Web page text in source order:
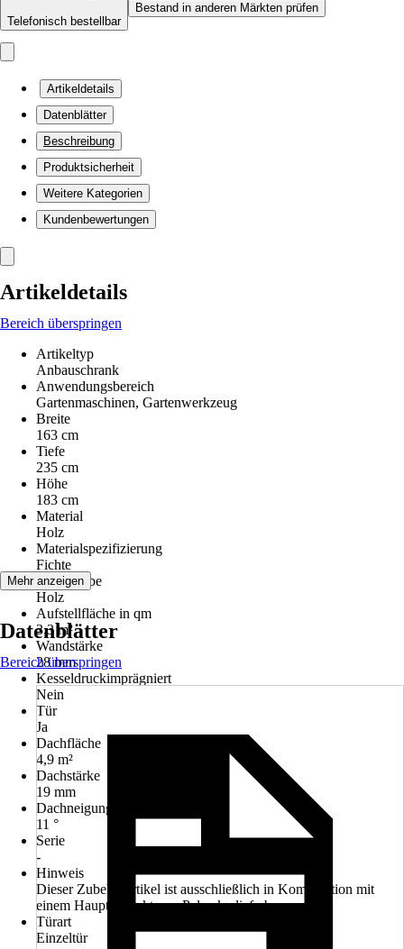
Telefonisch bestellbar
Bestand in anderen Märkten prüfen
Artikeldetails
Datenblätter
Beschreibung
Produktsicherheit
Weitere Kategorien
Kundenbewertungen
Artikeldetails
Bereich überspringen
Artikeltyp
Anbauschrank
Anwendungsbereich
Gartenmaschinen, Gartenwerkzeug
Breite
163 cm
Tiefe
235 cm
Höhe
183 cm
Material
Holz
Materialspezifizierung
Fichte
Grundfarbe
Holz
Aufstellfläche in qm
3,3 m²
Wandstärke
28 mm
Kesseldruckimprägniert
Nein
Tür
Ja
Dachfläche
4,9 m²
Dachstärke
19 mm
Dachneigung
11 °
Serie
-
Hinweis
Dieser Zubehörartikel ist ausschließlich in Kombination mit
einem Hauptprodukt von Palmako lieferbar.
Türart
Einzeltür
Mehr anzeigen
Datenblätter
Bereich überspringen